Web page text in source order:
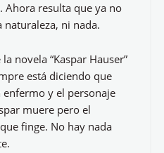
Ahora resulta que ya no
ni nada.
novela “Kaspar Hauser”
está diciendo que
enfermo y el personaje
muere pero el
finge. No hay nada